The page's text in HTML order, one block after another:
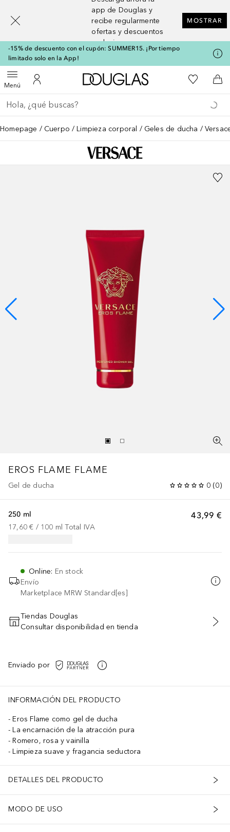
app de Douglas y
recibe regularmente
ofertas y descuentos
exclusivos
MOSTRAR
-15% de descuento con el cupón: SUMMER15. ¡Por tiempo
limitado solo en la App!
MenúAbrir menúMi cuenta
A Douglas HomeMi lista de
A
Regresar
Ejecutar búsqueda
Homepage Cuerpo Limpieza corporal Geles de ducha
EROS FLAME FLAME
Gel de ducha 0 (0)
43,99 €
250 ml
17,60 € / 100 ml Total IVA
Online: En stock
Envío
Marketplace MRW Standard[es]
AÑADIR AL CARRITO
Tiendas Douglas
Consultar disponibilidad en tienda
Enviado por
INFORMACIÓN DEL PRODUCTO
Eros Flame como gel de ducha
La encarnación de la atracción pura
Romero, rosa y vainilla
Limpieza suave y fragancia seductora
DETALLES DEL PRODUCTO
MODO DE USO
[navigation.slideout.screenreader]